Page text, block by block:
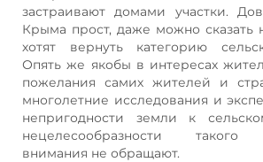
застраивают домами участки.
Крыма прост, даже можно сказать
хотят вернуть категорию
Опять же якобы в интересах
пожелания самих жителей и
многолетние исследования и
непригодности земли к
нецелесообразности такого
внимания не обращают.